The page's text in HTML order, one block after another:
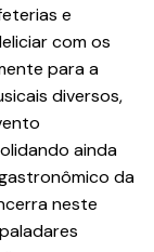
e
com os
para a
diversos,
ainda
da
neste